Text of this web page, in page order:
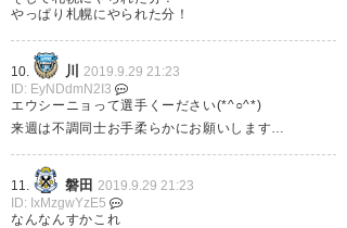
しっかり守りきって試合終了🙌
ナイスゲーム！！！ #spulse
— humme (SHummCR)
月 29
やっぱり札幌にやられた分！
10. 川
2019.9.29 21:23
ID: EyNDdmN2I3
エウシーニョって選手くーださい(*^○^*)
来週は不調同士お手柔らかにお願いします…
11. 磐田 2019.9.29 21:23
ID: IxMzgwYzE5
なんなんすかこれ